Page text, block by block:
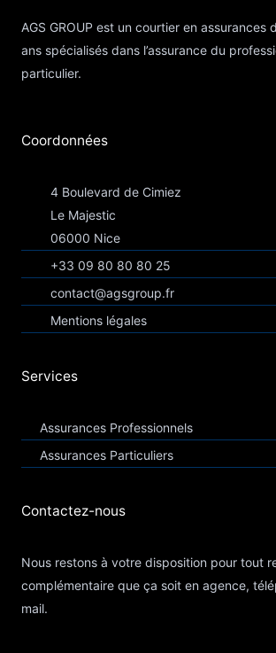
AGS GROUP est un courtier en assurances
ans spécialisés dans l’assurance du
particulier.
Coordonnées​
4 Boulevard de Cimiez
Le Majestic
06000 Nice
+33 09 80 80 80 25
contact@agsgroup.fr
Mentions légales
Services
Assurances Professionnels
Assurances Particuliers​
Contactez-nous​
Nous restons à votre disposition pour tout
complémentaire que ça soit en agence,
mail.